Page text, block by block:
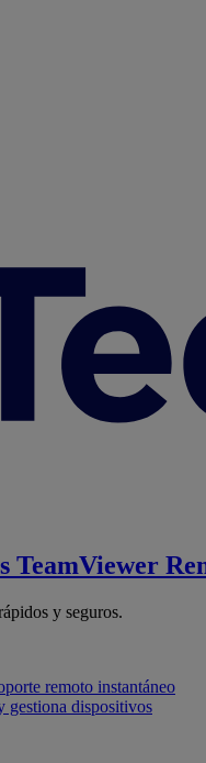
TeamViewer
y seguros.
remoto instantáneo
gestiona dispositivos